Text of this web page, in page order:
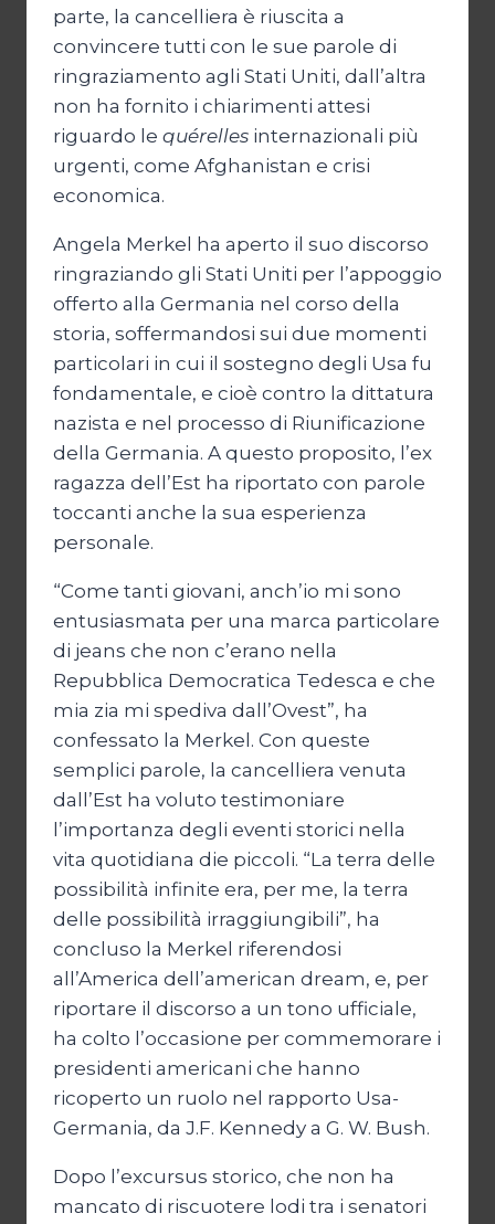
parte, la cancelliera è riuscita a
convincere tutti con le sue parole di
ringraziamento agli Stati Uniti, dall’altra
non ha fornito i chiarimenti attesi
riguardo le quérelles internazionali più
urgenti, come Afghanistan e crisi
economica.
Angela Merkel ha aperto il suo discorso
ringraziando gli Stati Uniti per l’appoggio
offerto alla Germania nel corso della
storia, soffermandosi sui due momenti
particolari in cui il sostegno degli Usa fu
fondamentale, e cioè contro la dittatura
nazista e nel processo di Riunificazione
della Germania. A questo proposito, l’ex
ragazza dell’Est ha riportato con parole
toccanti anche la sua esperienza
personale.
“Come tanti giovani, anch’io mi sono
entusiasmata per una marca particolare
di jeans che non c’erano nella
Repubblica Democratica Tedesca e che
mia zia mi spediva dall’Ovest”, ha
confessato la Merkel. Con queste
semplici parole, la cancelliera venuta
dall’Est ha voluto testimoniare
l’importanza degli eventi storici nella
vita quotidiana die piccoli. “La terra delle
possibilità infinite era, per me, la terra
delle possibilità irraggiungibili”, ha
concluso la Merkel riferendosi
all’America dell’american dream, e, per
riportare il discorso a un tono ufficiale,
ha colto l’occasione per commemorare i
presidenti americani che hanno
ricoperto un ruolo nel rapporto Usa-
Germania, da J.F. Kennedy a G. W. Bush.
Dopo l’excursus storico, che non ha
mancato di riscuotere lodi tra i senatori